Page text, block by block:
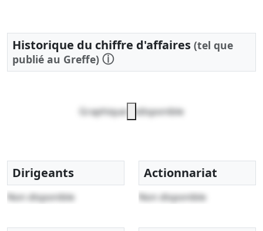
Historique du chiffre d'affaires (tel que
publié au Greffe) ⓘ
Graphique indisponible
Dirigeants
Non disponible
Actionnariat
Non disponible